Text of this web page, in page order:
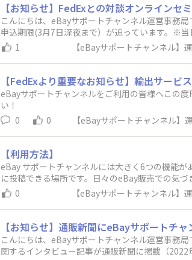
【お知らせ】FedExとの対談オンラインセ
こんにちは、eBayサポートチャンネル運営事務
申込期限(3月7日深夜まで）が迫っています。※
xとの対談オンラインセミナー概要ページ】
って日本郵政からの発送が制限されている現在、
EMSが値上がりし、更にその重要性は高まりま
ンサルが質問してみる取り組みですので、
る方も、疑問点を直接聞いてみるチャンスかと
かおられるようでして、比較検討のチャンスだ
とはないようのですので是非気軽に参加してみて
コンタクトして聞いてみるのもありかもしれませ
1 【eBayサポートチャンネル】
【FedExより重要なお知らせ】輸出サー
eBayサポートチャンネルをご利用の皆様へこの
い！ 令和4年3月
輸出サービスにおける特別取扱料金（地域外集荷
社のサービスをご利用いただき誠にありがとうご
だけるよう、日本発輸出貨物に対する特別取扱
む）からのご出荷には、これまでの地域外集荷
dex.com）までお問い合わせください。なお、当
ご了承ください。今後とも私どもでは、お客様
わらぬご愛顧を賜りますようお願い申し上げます
さい！eBayサポートチャンネル運営事務局
0 0 【eBayサポートチャンネル】
【利用方法】
eBay サポートチャンネルには大きく6つの機能
に投稿できる場所です。日々のeBay販売での気
っかけ、どんな物を販売しているか、目標達成
ションに役立ててください。 ・ 情報共有： こ
ス とっても便利等、成功・失敗含め気軽に投稿
上が〇〇USD達成！”・”こんな事を変えて み
メンバーがいるかもしれません。・eBayや皆に
な仲間がいたら いいのに”等、伝えてみたいこ
0 【eBayサポートチャンネル】
【お知らせ】通販新聞にeBayサポートチ
こんにちは、eBayサポートチャンネル運営事務
関するインタビュー記事が通販新聞に掲載（